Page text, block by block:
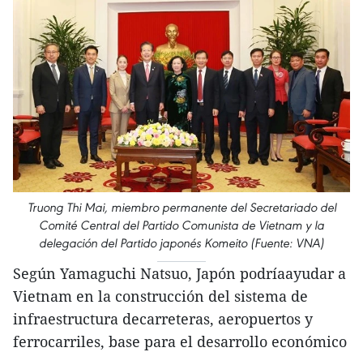
Truong Thi Mai, miembro permanente del Secretariado del
Comité Central del Partido Comunista de Vietnam y la
delegación del Partido japonés Komeito (Fuente: VNA)
Según Yamaguchi Natsuo, Japón podríaayudar a
Vietnam en la construcción del sistema de
infraestructura decarreteras, aeropuertos y
ferrocarriles, base para el desarrollo económico